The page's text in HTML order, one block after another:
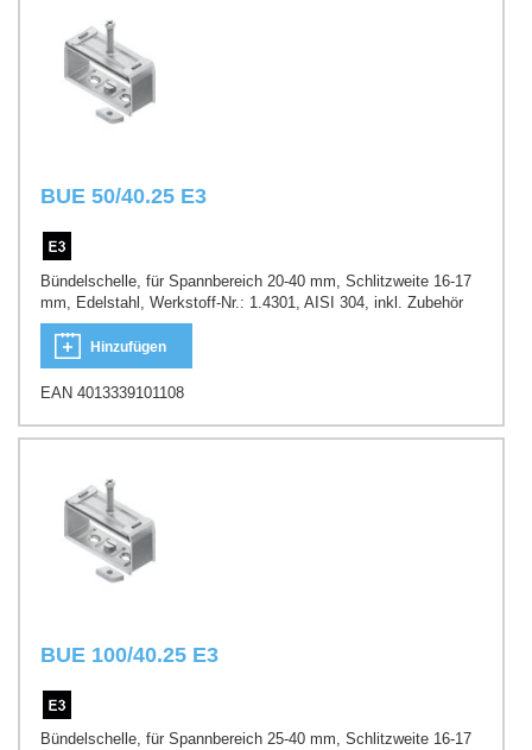
BUE 50/40.25 E3
Bündelschelle, für Spannbereich 20-40 mm, Schlitzweite 16-17
mm, Edelstahl, Werkstoff-Nr.: 1.4301, AISI 304, inkl. Zubehör
Hinzufügen
EAN 4013339101108
BUE 100/40.25 E3
Bündelschelle, für Spannbereich 25-40 mm, Schlitzweite 16-17